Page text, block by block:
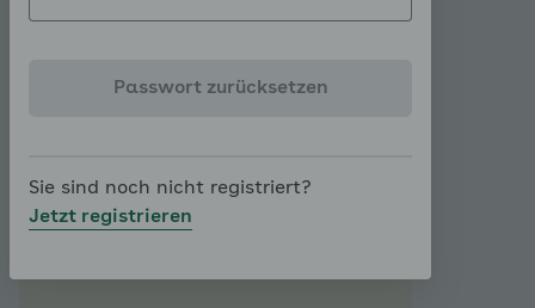
Passwort zurücksetzen
Sie sind noch nicht registriert?
Jetzt registrieren
Klick auf die Infokästchen alles noch
ausgeschaltetem Ton - durchlesen.